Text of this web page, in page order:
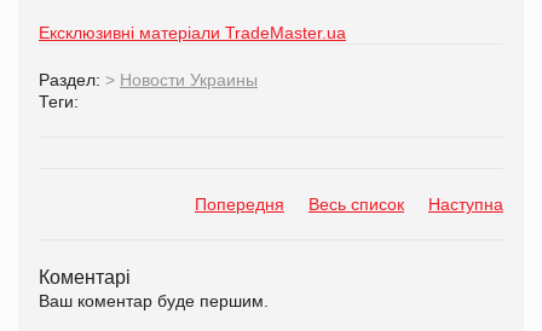
Ексклюзивні матеріали TradeMaster.ua
Раздел: > Новости Украины
Теги:
Попередня Весь список Наступна
Коментарі
Ваш коментар буде першим.